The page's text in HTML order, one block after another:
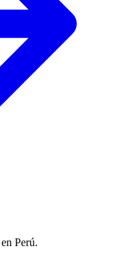
Perú.